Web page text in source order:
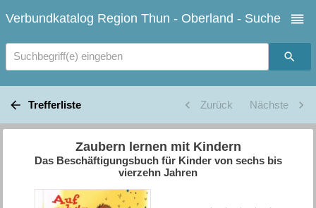
Verbundkatalog Region Thun - Oberland - Suche
Suchbegriff(e) eingeben
Trefferliste Zurück Nächste
Zaubern lernen mit Kindern
Das Beschäftigungsbuch für Kinder von sechs bis
vierzehn Jahren